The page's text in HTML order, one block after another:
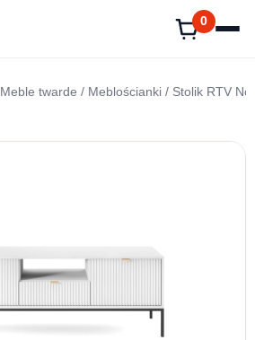
0
Meble twarde / Meblościanki / Stolik RTV